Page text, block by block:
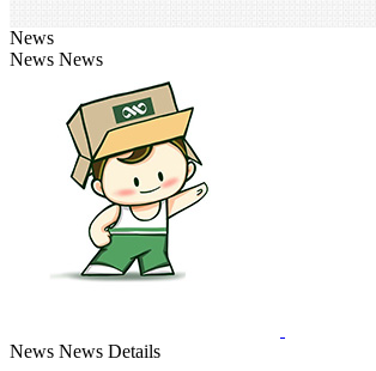
News
News News
News News Details